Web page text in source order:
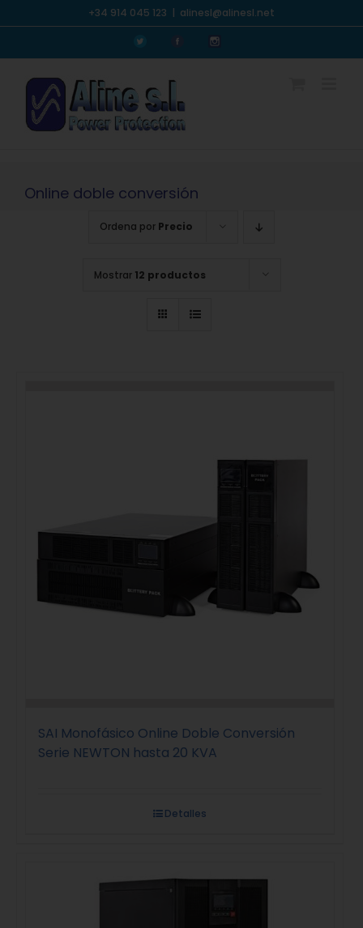
al
+34 914 045 123 | alinesl@alinesl.net
PersonalizadoPersonalizadoPersonalizado
Online doble conversión
Ordena por Precio
Mostrar 12 productos
SAI Monofásico Online Doble Conversión
Serie NEWTON hasta 20 KVA
Detalles